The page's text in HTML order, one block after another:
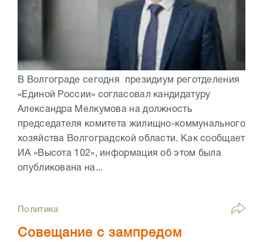
В Волгограде сегодня президиум реготделения
«Единой России» согласовал кандидатуру
Александра Мелкумова на должность
председателя комитета жилищно-коммунального
хозяйства Волгоградской области. Как сообщает
ИА «Высота 102», информация об этом была
опубликована на...
Политика
Совещание с зампредом